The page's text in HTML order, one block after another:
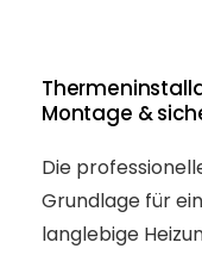
Montage &
Die
Grundlage für
langlebige